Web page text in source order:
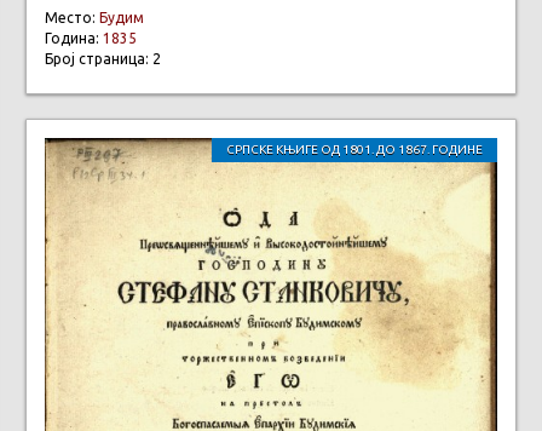
Место: Будим
Година: 1835
Број страница: 2
СРПСКЕ КЊИГЕ ОД 1801. ДО 1867. ГОДИНЕ